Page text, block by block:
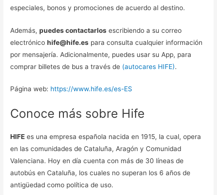
especiales, bonos y promociones de acuerdo al destino.
Además,puedes contactarlos escribiendo a su correo
electrónicohife@hife.es para consulta cualquier información
por mensajería. Adicionalmente, puedes usar su App, para
comprar billetes de bus a través de (autocares HIFE).
Página web: https://www.hife.es/es-ES
Conoce más sobre Hife
HIFE es una empresa española nacida en 1915, la cual, opera
en las comunidades de Cataluña, Aragón y Comunidad
Valenciana. Hoy en día cuenta con más de 30 líneas de
autobús en Cataluña, los cuales no superan los 6 años de
antigüedad como política de uso.